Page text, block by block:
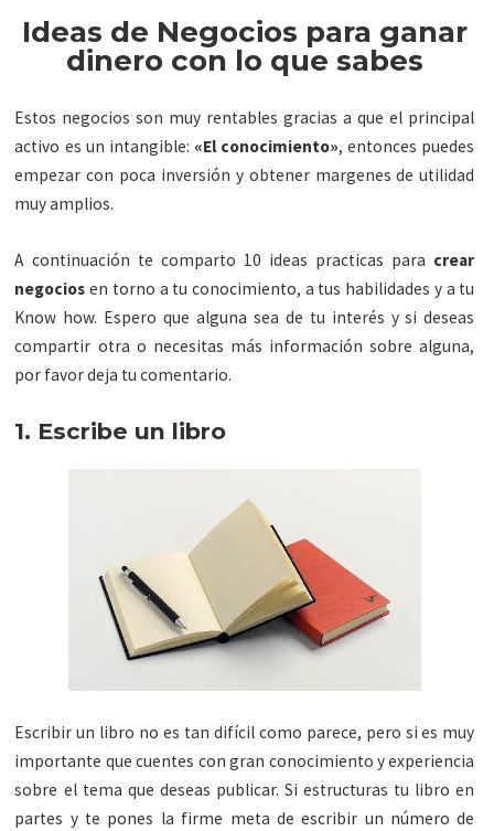
Ideas de Negocios para ganar
dinero con lo que sabes
Estos negocios son muy rentables gracias a que el principal
activo es un intangible: «El conocimiento», entonces puedes
empezar con poca inversión y obtener margenes de utilidad
muy amplios.
A continuación te comparto 10 ideas practicas para crear
negocios en torno a tu conocimiento, a tus habilidades y a tu
Know how. Espero que alguna sea de tu interés y si deseas
compartir otra o necesitas más información sobre alguna,
por favor deja tu comentario.
1. Escribe un libro
Escribir un libro no es tan difícil como parece, pero si es muy
importante que cuentes con gran conocimiento y experiencia
sobre el tema que deseas publicar. Si estructuras tu libro en
partes y te pones la firme meta de escribir un número de